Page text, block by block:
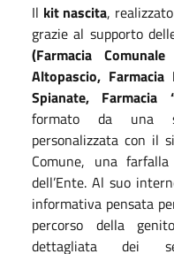
Il kit nascita,
grazie al supporto
(Farmacia
Altopascio, Farmacia
Spianate, Farmacia
formato da una
personalizzata con il
Comune, una
dell’Ente. Al suo
informativa pensata
percorso della
dettagliata dei